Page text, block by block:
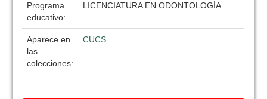
Programa
educativo:
LICENCIATURA EN ODONTOLOGÍA
Aparece en
las
colecciones:
CUCS